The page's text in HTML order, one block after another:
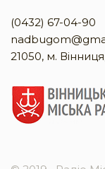
(0432) 67-04-90
21050, м.